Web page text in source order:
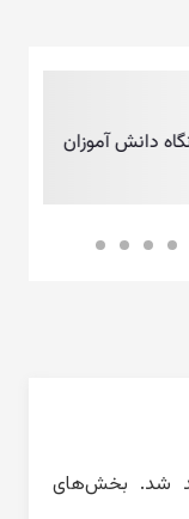
آموزان
شد. بخش‌های